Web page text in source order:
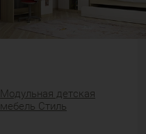
Модульная детская
мебель Стиль